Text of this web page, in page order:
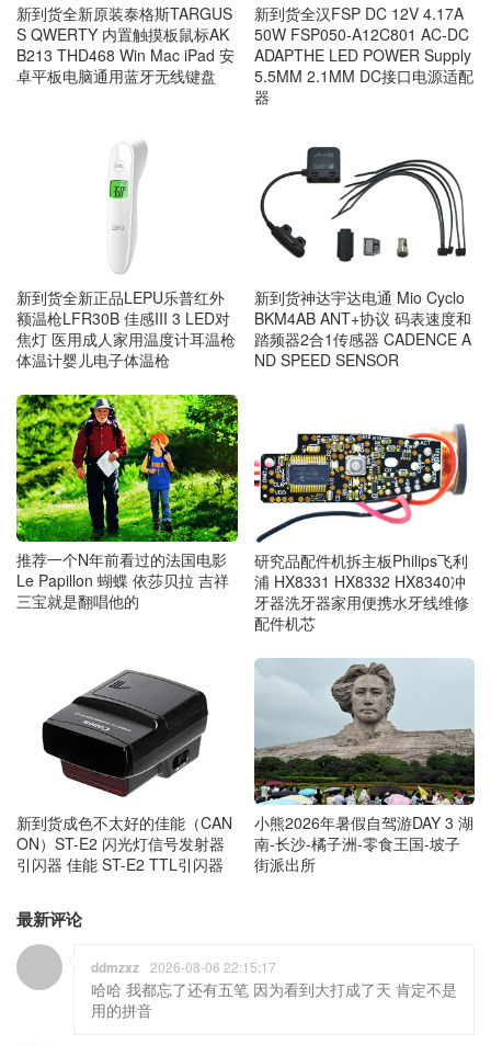
新到货全新原装泰格斯TARGUS
S QWERTY 内置触摸板鼠标AK
B213 THD468 Win Mac iPad 安
卓平板电脑通用蓝牙无线键盘
新到货全汉FSP DC 12V 4.17A
50W FSP050-A12C801 AC-DC
ADAPTHE LED POWER Supply
5.5MM 2.1MM DC接口电源适配
器
新到货全新正品LEPU乐普红外
额温枪LFR30B 佳感III 3 LED对
焦灯 医用成人家用温度计耳温枪
体温计婴儿电子体温枪
新到货神达宇达电通 Mio Cyclo
BKM4AB ANT+协议 码表速度和
踏频器2合1传感器 CADENCE A
ND SPEED SENSOR
推荐一个N年前看过的法国电影
Le Papillon 蝴蝶 依莎贝拉 吉祥
三宝就是翻唱他的
研究品配件机拆主板Philips飞利
浦 HX8331 HX8332 HX8340冲
牙器洗牙器家用便携水牙线维修
配件机芯
新到货成色不太好的佳能（CAN
ON）ST-E2 闪光灯信号发射器
引闪器 佳能 ST-E2 TTL引闪器
小熊2026年暑假自驾游DAY 3 湖
南-长沙-橘子洲-零食王国-坡子
街派出所
最新评论
ddmzxz 2026-08-06 22:15:17
哈哈 我都忘了还有五笔 因为看到大打成了天 肯定不是
用的拼音